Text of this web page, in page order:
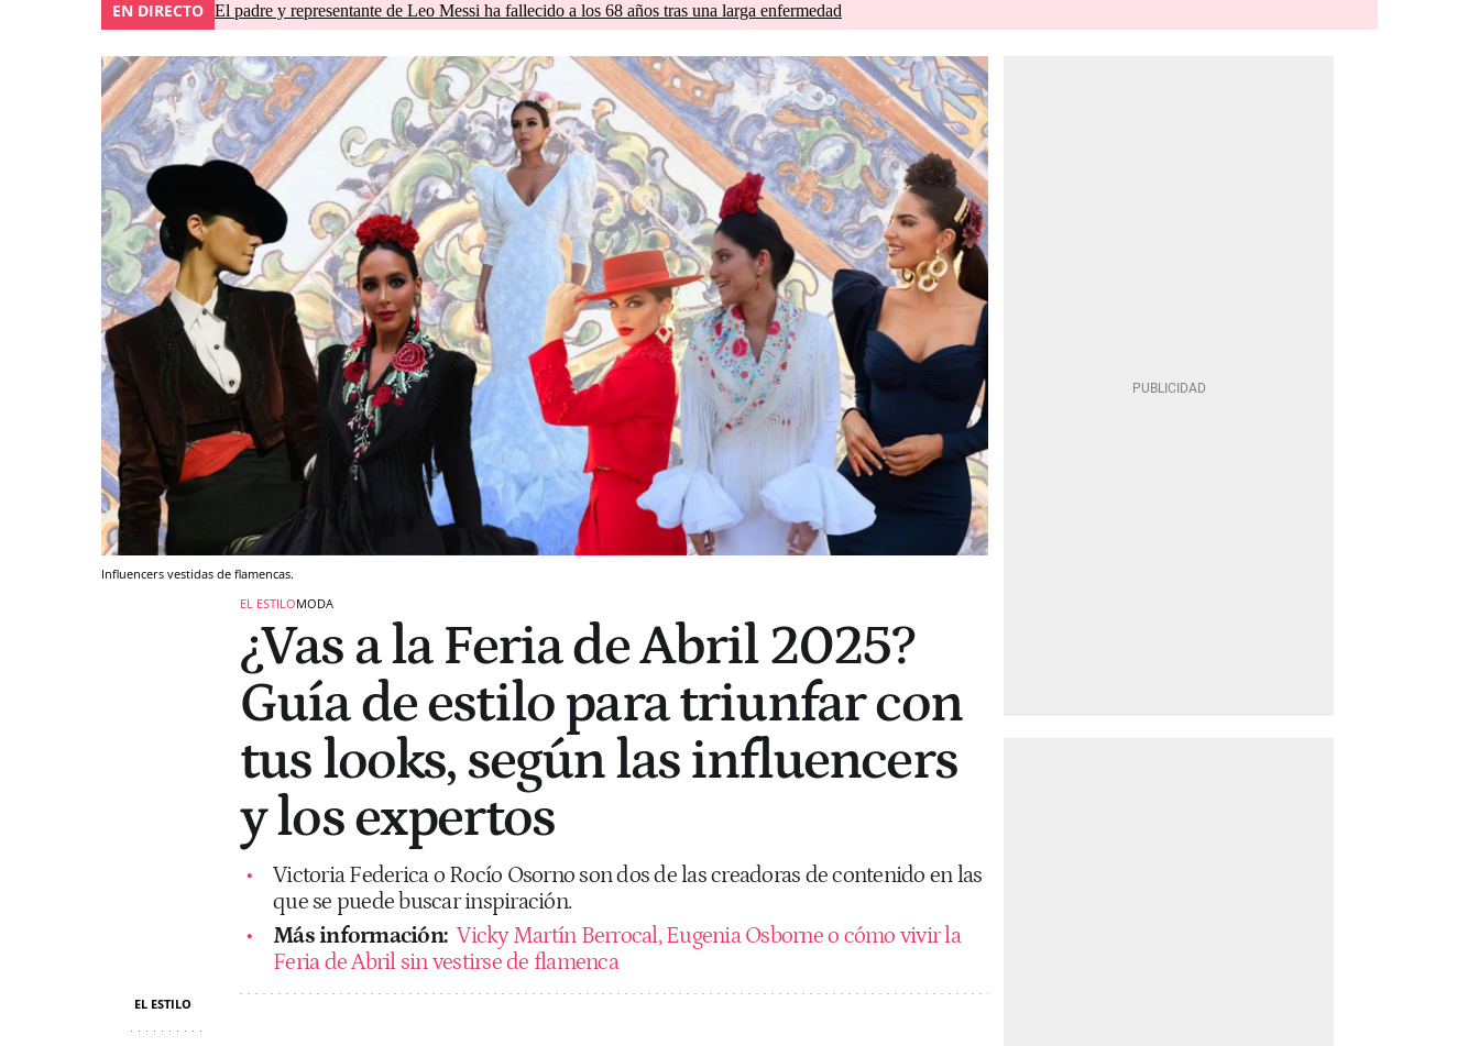
EN DIRECTO El padre y representante de Leo Messi ha fallecido a los 68 años tras una larga enfermedad
Influencers vestidas de flamencas.
EL ESTILOMODA
¿Vas a la Feria de Abril 2025?
Guía de estilo para triunfar con
tus looks, según las influencers
y los expertos
Victoria Federica o Rocío Osorno son dos de las creadoras de contenido en las
que se puede buscar inspiración.
Más información: Vicky Martín Berrocal, Eugenia Osborne o cómo vivir la
Feria de Abril sin vestirse de flamenca
EL ESTILO